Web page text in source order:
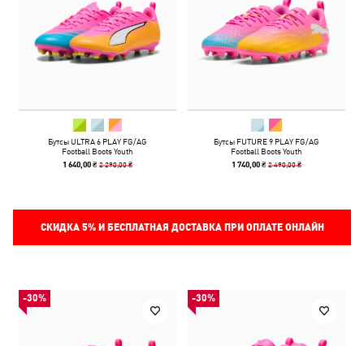
Бутсы ULTRA 6 PLAY FG/AG
Football Boots Youth
1 640,00 ₴2 290,00 ₴
Бутсы FUTURE 9 PLAY FG/AG
Football Boots Youth
1 740,00 ₴2 490,00 ₴
СКИДКА 5%И БЕСПЛАТНАЯ ДОСТАВКА ПРИ ОПЛАТЕ ОНЛАЙН
-30% -30%